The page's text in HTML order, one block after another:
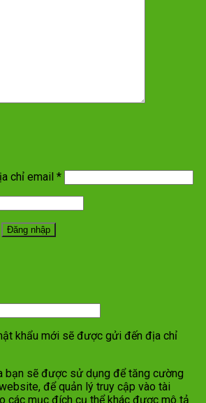
chỉ email *
Đăng nhập
khẩu mới sẽ được gửi đến địa chỉ
bạn sẽ được sử dụng để tăng cường
để quản lý truy cập vào tài
các mục đích cụ thể khác được mô tả